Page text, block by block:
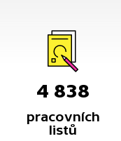
4 838
pracovních
listů